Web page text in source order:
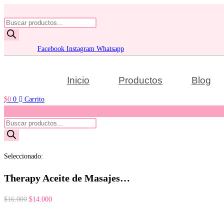
al
contenido
Búsqueda
de
Facebook Instagram Whatsapp
Inicio Productos Blog
$0 0
Carrito
Búsqueda
de
Seleccionado:
Therapy Aceite de Masajes…
$16.000 El
$14.000El